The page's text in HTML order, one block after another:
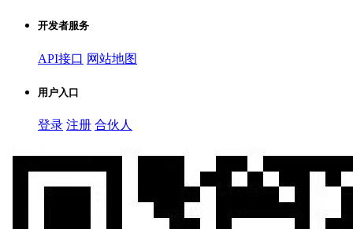
开发者服务
API接口 网站地图
用户入口
登录 注册 合伙人